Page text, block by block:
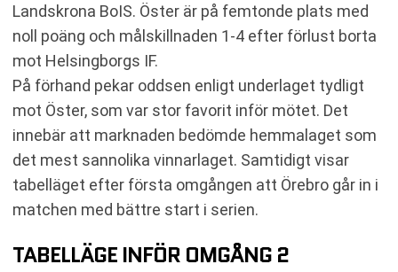
Landskrona BoIS. Öster är på femtonde plats med
noll poäng och målskillnaden 1-4 efter förlust borta
mot Helsingborgs IF.
På förhand pekar oddsen enligt underlaget tydligt
mot Öster, som var stor favorit inför mötet. Det
innebär att marknaden bedömde hemmalaget som
det mest sannolika vinnarlaget. Samtidigt visar
tabelläget efter första omgången att Örebro går in i
matchen med bättre start i serien.
TABELLÄGE INFÖR OMGÅNG 2